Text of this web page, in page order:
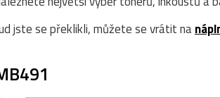
jste se překlikli, můžete se vrátit na